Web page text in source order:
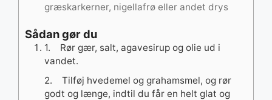
græskarkerner, nigellafrø eller andet drys
Sådan gør du
1. Rør gær, salt, agavesirup og olie ud i
vandet.
2. Tilføj hvedemel og grahamsmel, og rør
godt og længe, indtil du får en helt glat og